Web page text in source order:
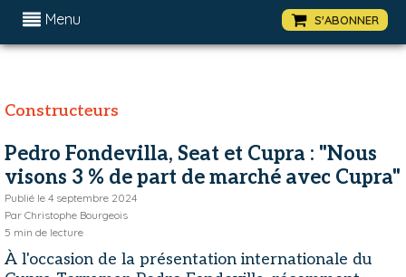
Menu S'ABONNER
Constructeurs
Pedro Fondevilla, Seat et Cupra : "Nous
visons 3 % de part de marché avec Cupra"
Publié le 4 septembre 2024
Par Christophe Bourgeois
5 min de lecture
À l'occasion de la présentation internationale du